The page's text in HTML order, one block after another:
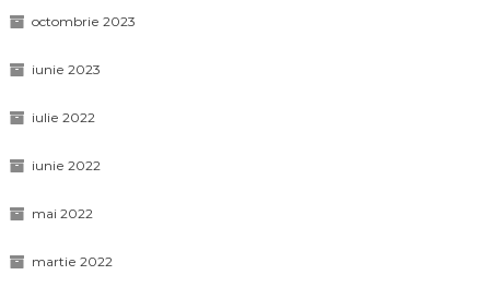
octombrie 2023
iunie 2023
iulie 2022
iunie 2022
mai 2022
martie 2022